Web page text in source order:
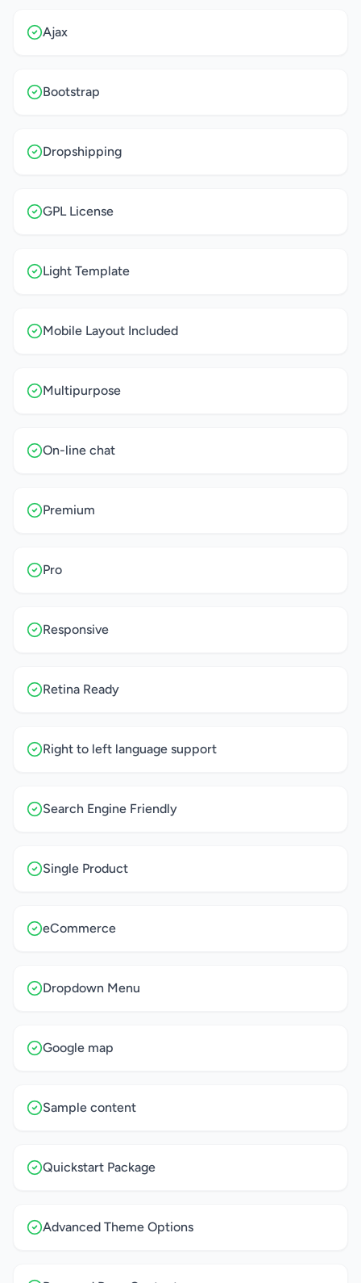
Ajax
Bootstrap
Dropshipping
GPL License
Light Template
Mobile Layout Included
Multipurpose
On-line chat
Premium
Pro
Responsive
Retina Ready
Right to left language support
Search Engine Friendly
Single Product
eCommerce
Dropdown Menu
Google map
Sample content
Quickstart Package
Advanced Theme Options